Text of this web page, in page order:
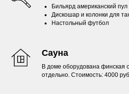
Бильярд американский пул
Дискошар и колонки для
Настольный футбол
Сауна
В доме оборудована финская
отдельно. Стоимость: 4000